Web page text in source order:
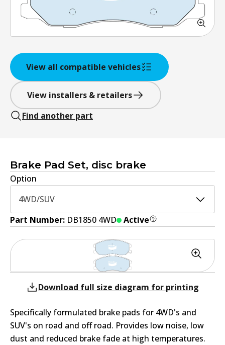
View all compatible vehicles
View installers & retailers
Find another part
Brake Pad Set, disc brake
Option
4WD/SUV
Part Number: DB1850 4WD Active
Download full size diagram for printing
Specifically formulated brake pads for 4WD's and
SUV's on road and off road. Provides low noise, low
dust and reduced brake fade at high temperatures.